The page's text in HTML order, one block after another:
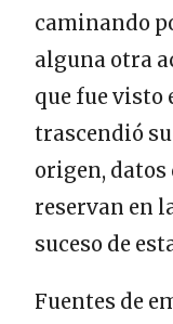
caminando
alguna otra
que fue visto
trascendió
origen,
reservan en
suceso de
Fuentes de